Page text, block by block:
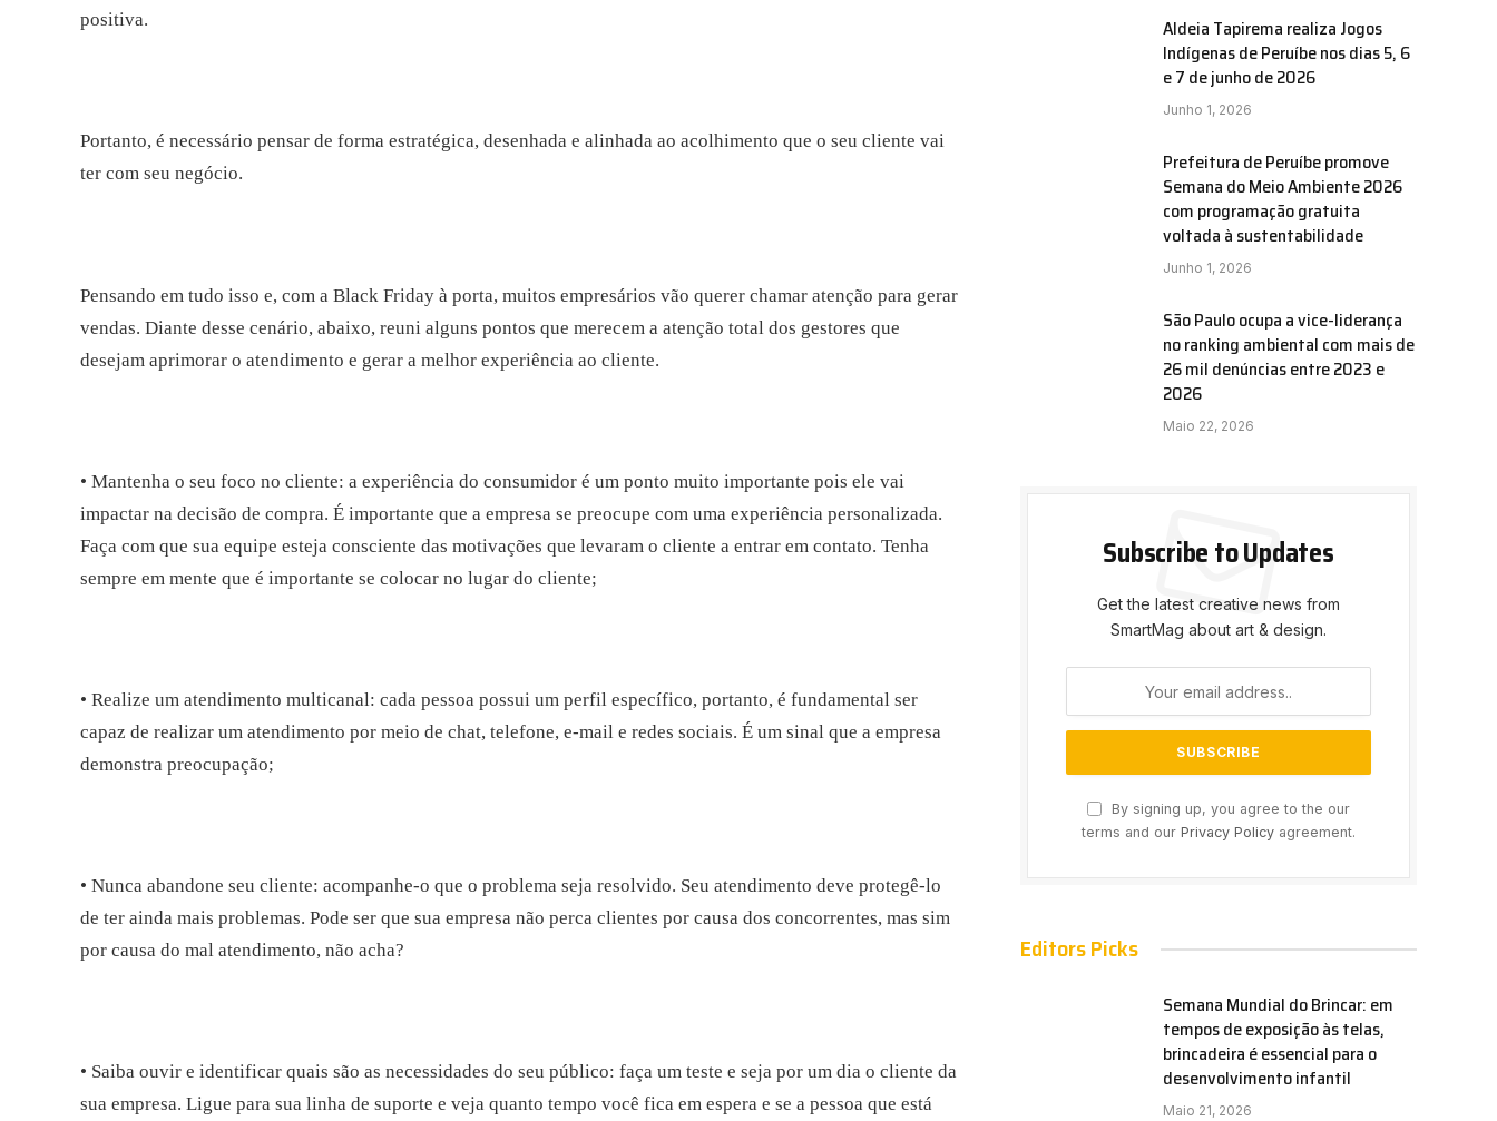
positiva.
Portanto, é necessário pensar de forma estratégica, desenhada e alinhada ao acolhimento que o seu cliente vai
ter com seu negócio.
Pensando em tudo isso e, com a Black Friday à porta, muitos empresários vão querer chamar atenção para gerar
vendas. Diante desse cenário, abaixo, reuni alguns pontos que merecem a atenção total dos gestores que
desejam aprimorar o atendimento e gerar a melhor experiência ao cliente.
• Mantenha o seu foco no cliente: a experiência do consumidor é um ponto muito importante pois ele vai
impactar na decisão de compra. É importante que a empresa se preocupe com uma experiência personalizada.
Faça com que sua equipe esteja consciente das motivações que levaram o cliente a entrar em contato. Tenha
sempre em mente que é importante se colocar no lugar do cliente;
• Realize um atendimento multicanal: cada pessoa possui um perfil específico, portanto, é fundamental ser
capaz de realizar um atendimento por meio de chat, telefone, e-mail e redes sociais. É um sinal que a empresa
demonstra preocupação;
• Nunca abandone seu cliente: acompanhe-o que o problema seja resolvido. Seu atendimento deve protegê-lo
de ter ainda mais problemas. Pode ser que sua empresa não perca clientes por causa dos concorrentes, mas sim
por causa do mal atendimento, não acha?
• Saiba ouvir e identificar quais são as necessidades do seu público: faça um teste e seja por um dia o cliente da
sua empresa. Ligue para sua linha de suporte e veja quanto tempo você fica em espera e se a pessoa que está
Aldeia Tapirema realiza Jogos
Indígenas de Peruíbe nos dias 5, 6
e 7 de junho de 2026
Junho 1, 2026
Prefeitura de Peruíbe promove
Semana do Meio Ambiente 2026
com programação gratuita
voltada à sustentabilidade
Junho 1, 2026
São Paulo ocupa a vice-liderança
no ranking ambiental com mais de
26 mil denúncias entre 2023 e
2026
Maio 22, 2026
Subscribe to Updates
Get the latest creative news from
SmartMag about art & design.
By signing up, you agree to the our
terms and our Privacy Policy agreement.
Editors Picks
Semana Mundial do Brincar: em
tempos de exposição às telas,
brincadeira é essencial para o
desenvolvimento infantil
Maio 21, 2026